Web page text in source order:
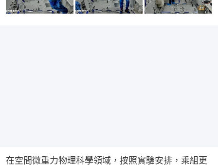
在空間微重力物理科學領域，按照實驗安排，乘組更